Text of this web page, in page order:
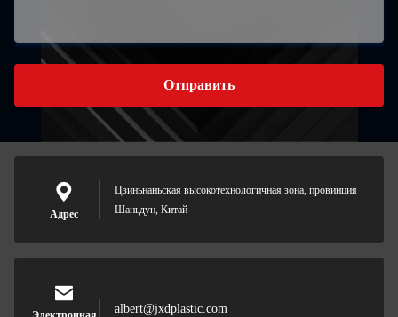
Отправить
Адрес
Цзиньнаньская высокотехнологичная зона, провинция
Шаньдун, Китай
albert@jxdplastic.com